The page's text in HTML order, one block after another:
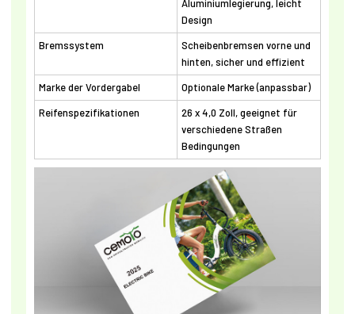
Aluminiumlegierung, leicht
Design
Bremssystem
Scheibenbremsen vorne und
hinten, sicher und effizient
Marke der Vordergabel
Optionale Marke (anpassbar)
Reifenspezifikationen
26 x 4,0 Zoll, geeignet für
verschiedene Straßen
Bedingungen